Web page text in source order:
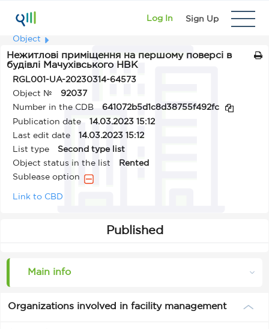
Log In Sign Up
Object
Нежитлові приміщення на першому поверсі в
будівлі Мачухівського НВК
RGL001-UA-20230314-64573
Object №
92037
Number in the CDB
641072b5d1c8d38755f492fc
Publication date
14.03.2023 15:12
Last edit date
14.03.2023 15:12
List type
Second type list
Object status in the list
Rented
Sublease option
Link to CBD
Published
Main info
Organizations involved in facility management